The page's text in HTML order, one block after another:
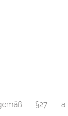
gemäß §27 a